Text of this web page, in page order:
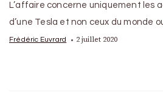
L’affaire concerne uniquement les
d’une Tesla et non ceux du monde
Frédéric Euvrard 2 juillet 2020